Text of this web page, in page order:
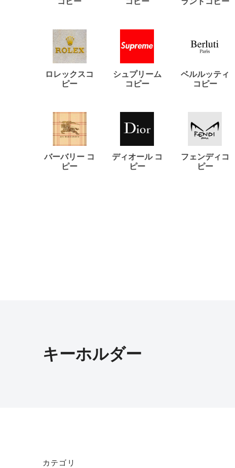
ロレックスコ
ピー
シュプリーム
コピー
ベルルッティ
コピー
バーバリー コ
ピー
ディオール コ
ピー
フェンディコ
ピー
キーホルダー
カテゴリ